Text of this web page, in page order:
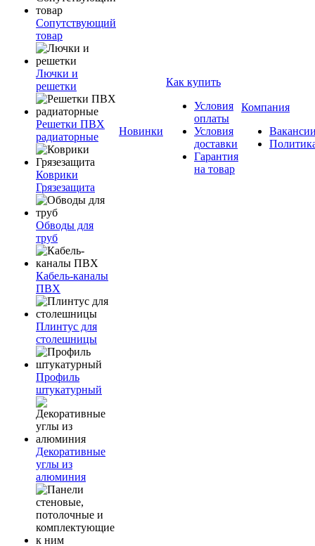
Сопутствующий
товар
Лючки и
решетки
Решетки ПВХ
радиаторные
Коврики
Грязезащита
Обводы для
труб
Кабель-каналы
ПВХ
Плинтус для
столешницы
Профиль
штукатурный
Декоративные
углы из
алюминия
Новинки
Как купить
Условия
оплаты
Условия
доставки
Гарантия
на товар
Компания